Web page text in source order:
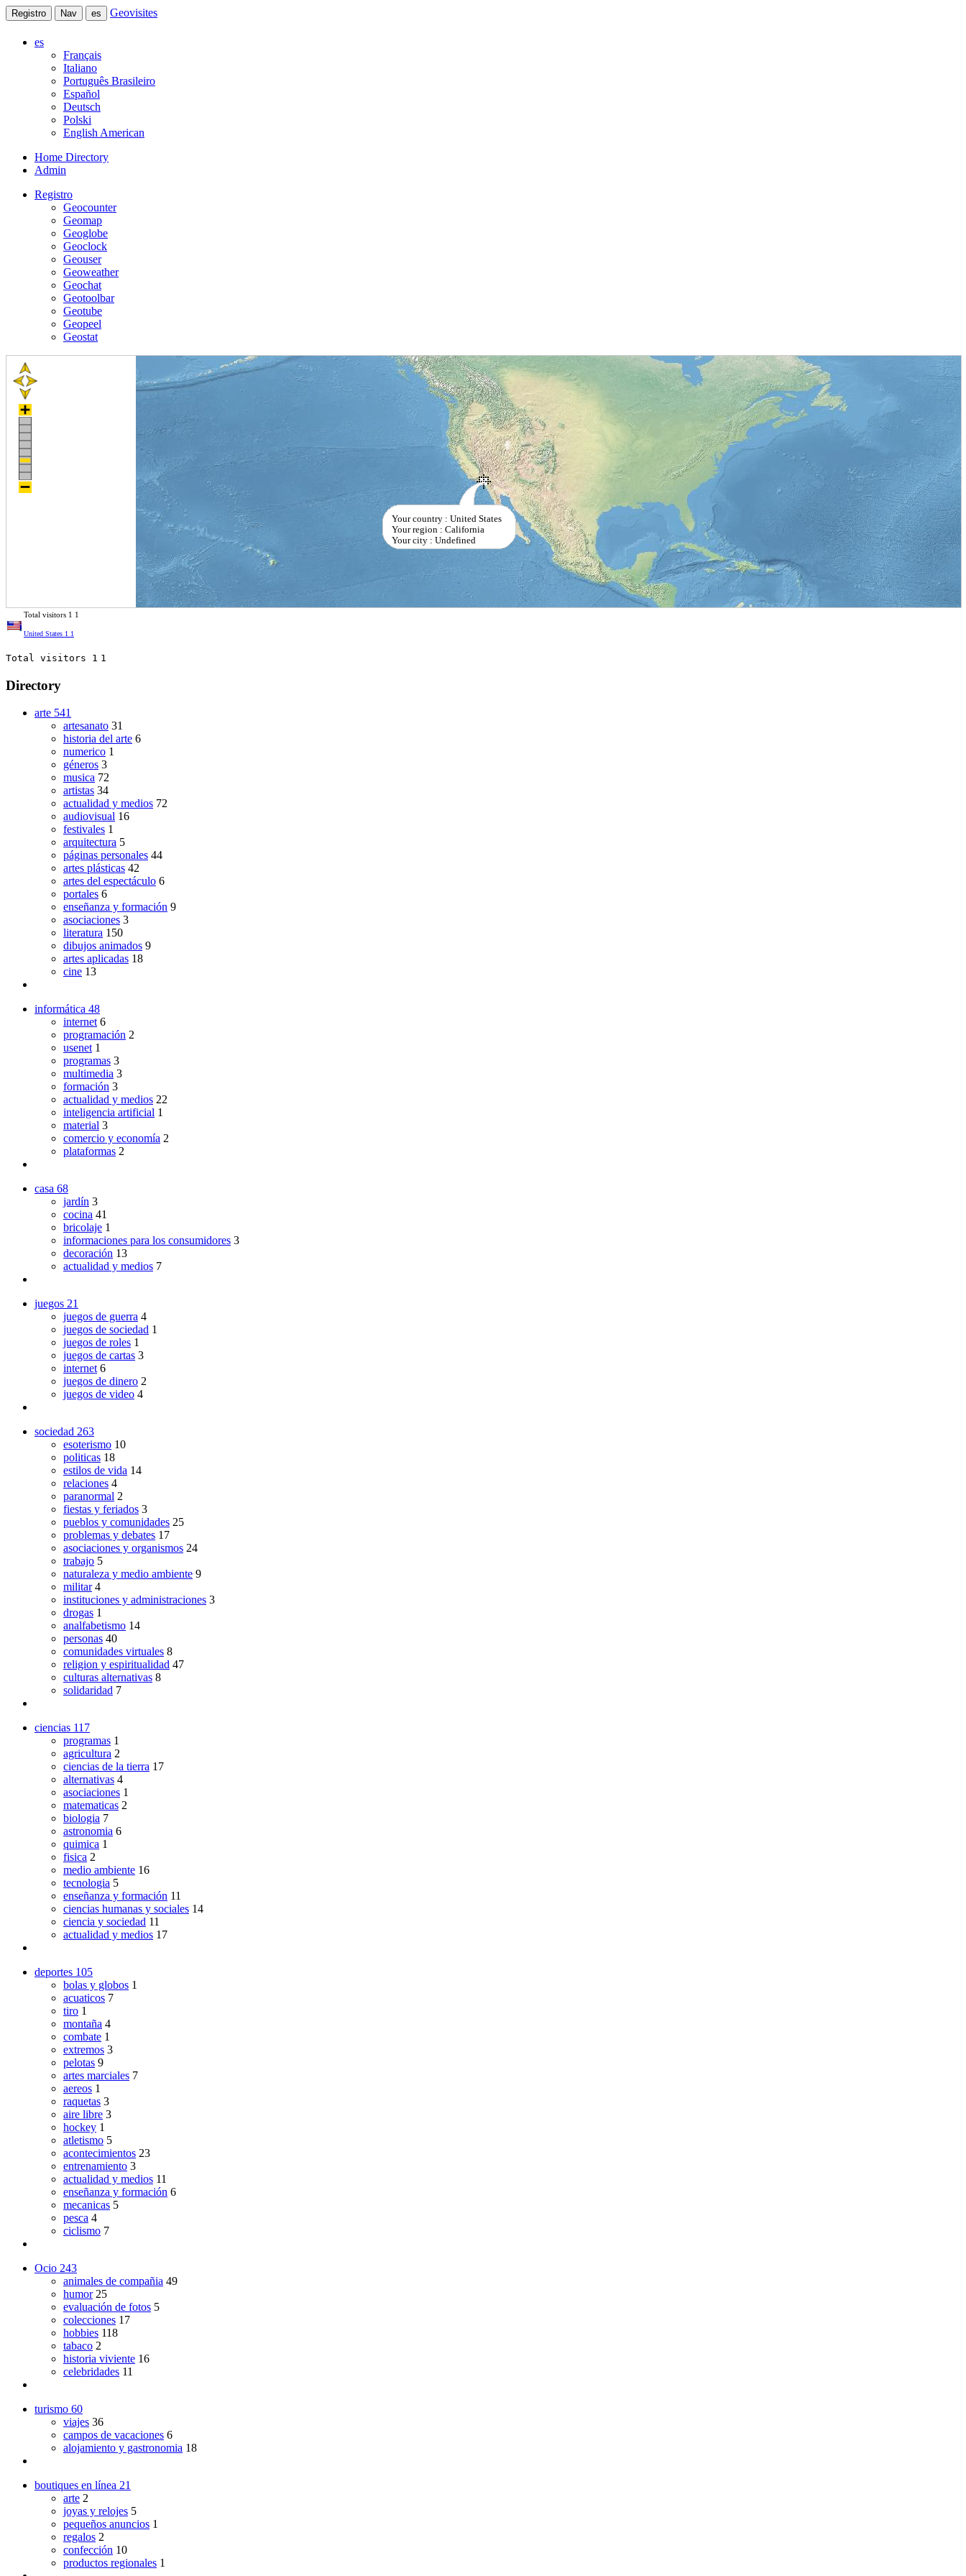
Registro Nav es Geovisites
es
Français
Italiano
Português Brasileiro
Español
Deutsch
Polski
English American
Home Directory
Admin
Registro
Geocounter
Geomap
Geoglobe
Geoclock
Geouser
Geoweather
Geochat
Geotoolbar
Geotube
Geopeel
Geostat
Your country : United States
Your region : California
Your city : Undefined
Total visitors 1 1
United States 1 1
Total visitors 1 1
Directory
arte 541
artesanato 31
historia del arte 6
numerico 1
géneros 3
musica 72
artistas 34
actualidad y medios 72
audiovisual 16
festivales 1
arquitectura 5
páginas personales 44
artes plásticas 42
artes del espectáculo 6
portales 6
enseñanza y formación 9
asociaciones 3
literatura 150
dibujos animados 9
artes aplicadas 18
cine 13
informática 48
internet 6
programación 2
usenet 1
programas 3
multimedia 3
formación 3
actualidad y medios 22
inteligencia artificial 1
material 3
comercio y economía 2
plataformas 2
casa 68
jardín 3
cocina 41
bricolaje 1
informaciones para los consumidores 3
decoración 13
actualidad y medios 7
juegos 21
juegos de guerra 4
juegos de sociedad 1
juegos de roles 1
juegos de cartas 3
internet 6
juegos de dinero 2
juegos de video 4
sociedad 263
esoterismo 10
politicas 18
estilos de vida 14
relaciones 4
paranormal 2
fiestas y feriados 3
pueblos y comunidades 25
problemas y debates 17
asociaciones y organismos 24
trabajo 5
naturaleza y medio ambiente 9
militar 4
instituciones y administraciones 3
drogas 1
analfabetismo 14
personas 40
comunidades virtuales 8
religion y espiritualidad 47
culturas alternativas 8
solidaridad 7
ciencias 117
programas 1
agricultura 2
ciencias de la tierra 17
alternativas 4
asociaciones 1
matematicas 2
biologia 7
astronomia 6
quimica 1
fisica 2
medio ambiente 16
tecnologia 5
enseñanza y formación 11
ciencias humanas y sociales 14
ciencia y sociedad 11
actualidad y medios 17
deportes 105
bolas y globos 1
acuaticos 7
tiro 1
montaña 4
combate 1
extremos 3
pelotas 9
artes marciales 7
aereos 1
raquetas 3
aire libre 3
hockey 1
atletismo 5
acontecimientos 23
entrenamiento 3
actualidad y medios 11
enseñanza y formación 6
mecanicas 5
pesca 4
ciclismo 7
Ocio 243
animales de compañia 49
humor 25
evaluación de fotos 5
colecciones 17
hobbies 118
tabaco 2
historia viviente 16
celebridades 11
turismo 60
viajes 36
campos de vacaciones 6
alojamiento y gastronomia 18
boutiques en línea 21
arte 2
joyas y relojes 5
pequeños anuncios 1
regalos 2
confección 10
productos regionales 1